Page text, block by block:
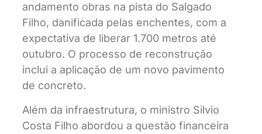
andamento obras na pista do Salgado
Filho, danificada pelas enchentes, com a
expectativa de liberar 1.700 metros até
outubro. O processo de reconstrução
inclui a aplicação de um novo pavimento
de concreto.
Além da infraestrutura, o ministro Silvio
Costa Filho abordou a questão financeira